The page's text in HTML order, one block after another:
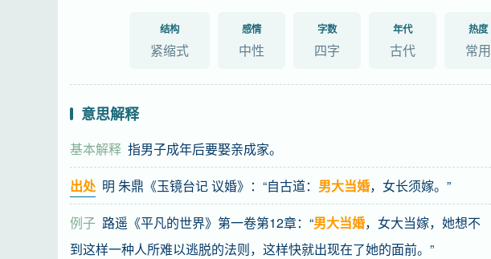
结构
紧缩式
感情
中性
字数
四字
年代
古代
热度
常用
意思解释
基本解释 指男子成年后要娶亲成家。
出处 明 朱鼎《玉镜台记 议婚》：“自古道： 男大当婚，女长须嫁。”
例子 路遥《平凡的世界》第一卷第12章：“男大当婚，女大当嫁，她想不
到这样一种人所难以逃脱的法则，这样快就出现在了她的面前。”